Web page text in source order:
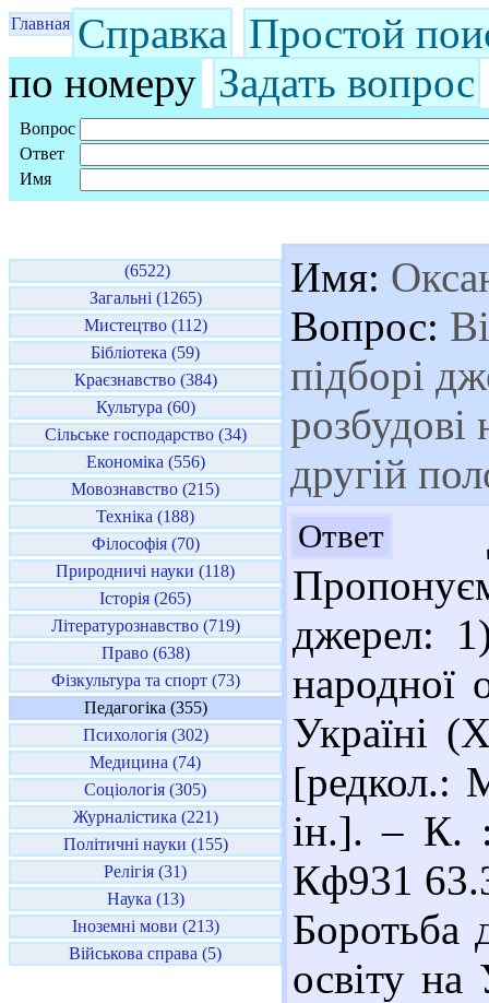
Главная Справка Простой
по номеру Задать вопрос
Вопрос
Ответ
Имя
(6522)
Загальні (1265)
Мистецтво (112)
Бібліотека (59)
Краєзнавство (384)
Культура (60)
Сільське господарство (34)
Економіка (556)
Мовознавство (215)
Техніка (188)
Філософія (70)
Природничі науки (118)
Історія (265)
Літературознавство (719)
Право (638)
Фізкультура та спорт (73)
Педагогіка (355)
Психологія (302)
Медицина (74)
Соціологія (305)
Журналістика (221)
Політичні науки (155)
Релігія (31)
Наука (13)
Іноземні мови (213)
Військова справа (5)
Имя:
Вопрос:
підборі
розбудові
другій
Ответ
джерел:
народної
Україні
[редкол.:
ін.]. – К.
Кф931
Боротьба
освіту